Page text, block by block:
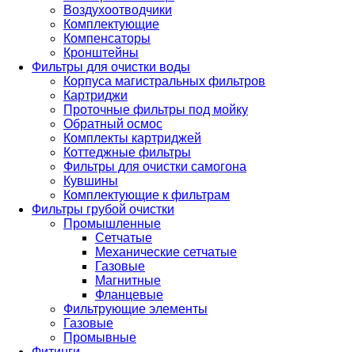
Воздухоотводчики
Комплектующие
Компенсаторы
Кронштейны
Фильтры для очистки воды
Корпуса магистральных фильтров
Картриджи
Проточные фильтры под мойку
Обратный осмос
Комплекты картриджей
Коттеджные фильтры
Фильтры для очистки самогона
Кувшины
Комплектующие к фильтрам
Фильтры грубой очистки
Промышленные
Сетчатые
Механические сетчатые
Газовые
Магнитные
Фланцевые
Фильтрующие элементы
Газовые
Промывные